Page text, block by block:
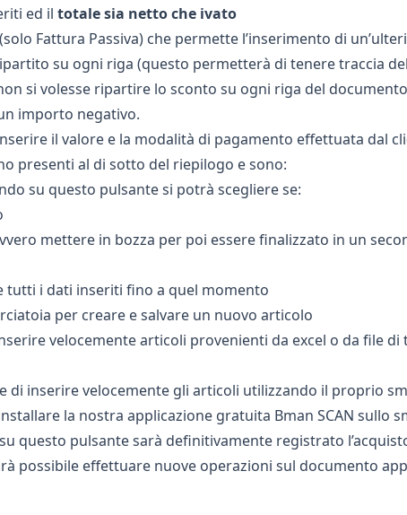
ed il totale sia netto che ivato
(solo Fattura Passiva) che permette l’inserimento di
su ogni riga (questo permetterà di tenere traccia
si volesse ripartire lo sconto su ogni riga del
importo negativo.
il valore e la modalità di pagamento effettuata dal
presenti al di sotto del riepilogo e sono:
su questo pulsante si potrà scegliere se:
mettere in bozza per poi essere finalizzato in un
tutti i dati inseriti fino a quel momento
per creare e salvare un nuovo articolo
velocemente articoli provenienti da excel o da file
di inserire velocemente gli articoli utilizzando il proprio
la nostra applicazione gratuita Bman SCAN sullo
questo pulsante sarà definitivamente registrato
possibile effettuare nuove operazioni sul documento